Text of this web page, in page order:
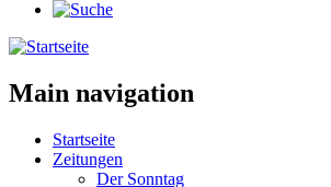
Main navigation
Startseite
Zeitungen
Der Sonntag